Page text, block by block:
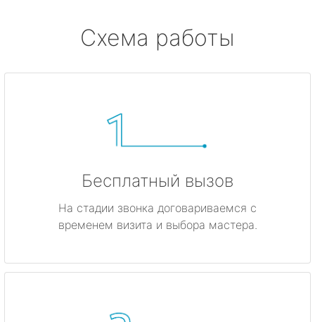
Схема работы
Бесплатный вызов
На стадии звонка договариваемся с
временем визита и выбора мастера.